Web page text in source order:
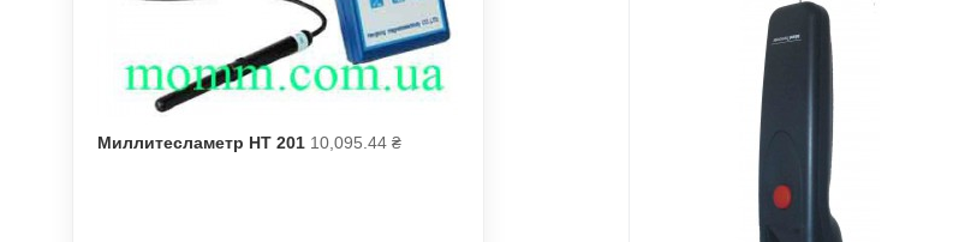
Миллитесламетр НТ 201 10,095.44 ₴